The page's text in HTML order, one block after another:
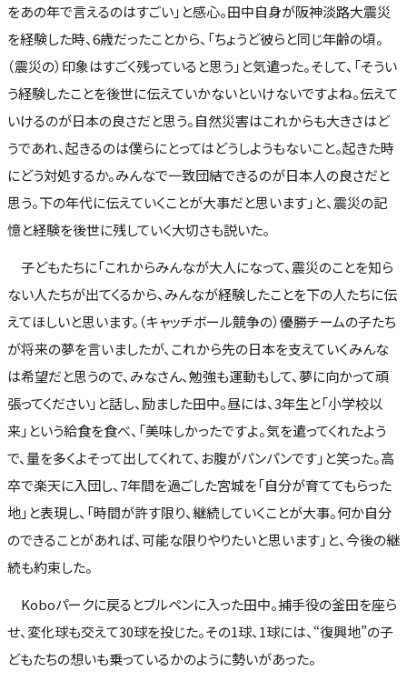
をあの年で言えるのはすごい」と感心。田中自身が阪神淡路大震災
を経験した時、6歳だったことから、「ちょうど彼らと同じ年齢の頃。
（震災の）印象はすごく残っていると思う」と気遣った。そして、「そうい
う経験したことを後世に伝えていかないといけないですよね。伝えて
いけるのが日本の良さだと思う。自然災害はこれからも大きさはど
うであれ、起きるのは僕らにとってはどうしようもないこと。起きた時
にどう対処するか。みんなで一致団結できるのが日本人の良さだと
思う。下の年代に伝えていくことが大事だと思います」と、震災の記
憶と経験を後世に残していく大切さも説いた。
子どもたちに「これからみんなが大人になって、震災のことを知ら
ない人たちが出てくるから、みんなが経験したことを下の人たちに伝
えてほしいと思います。（キャッチボール競争の）優勝チームの子たち
が将来の夢を言いましたが、これから先の日本を支えていくみんな
は希望だと思うので、みなさん、勉強も運動もして、夢に向かって頑
張ってください」と話し、励ました田中。昼には、3年生と「小学校以
来」という給食を食べ、「美味しかったですよ。気を遣ってくれたよう
で、量を多くよそって出してくれて、お腹がパンパンです」と笑った。高
卒で楽天に入団し、7年間を過ごした宮城を「自分が育ててもらった
地」と表現し、「時間が許す限り、継続していくことが大事。何か自分
のできることがあれば、可能な限りやりたいと思います」と、今後の継
続も約束した。
Koboパークに戻るとブルペンに入った田中。捕手役の釜田を座ら
せ、変化球も交えて30球を投じた。その1球、1球には、“復興地”の子
どもたちの想いも乗っているかのように勢いがあった。